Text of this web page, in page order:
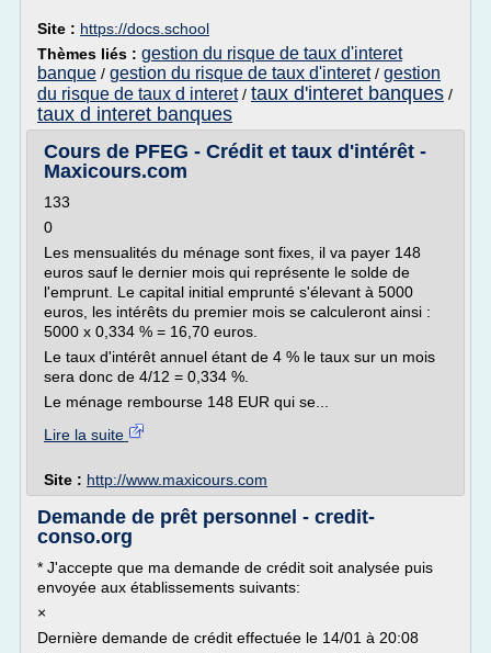
Site : https://docs.school
Thèmes liés : gestion du risque de taux d'interet
banque / gestion du risque de taux d'interet/ gestion
du risque de taux d interet/ taux d'interet banques /
taux d interet banques
Cours de PFEG - Crédit et taux d'intérêt -
Maxicours.com
133
0
Les mensualités du ménage sont fixes, il va payer 148
euros sauf le dernier mois qui représente le solde de
l'emprunt. Le capital initial emprunté s'élevant à 5000
euros, les intérêts du premier mois se calculeront ainsi :
5000 x 0,334 % = 16,70 euros.
Le taux d'intérêt annuel étant de 4 % le taux sur un mois
sera donc de 4/12 = 0,334 %.
Le ménage rembourse 148 EUR qui se...
Lire la suite
Site : http://www.maxicours.com
Demande de prêt personnel - credit-
conso.org
* J'accepte que ma demande de crédit soit analysée puis
envoyée aux établissements suivants:
×
Dernière demande de crédit effectuée le 14/01 à 20:08